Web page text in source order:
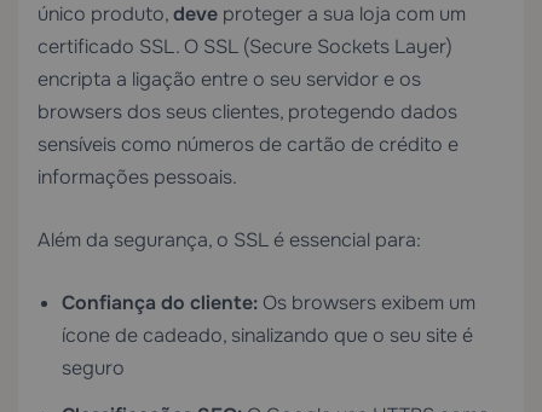
único produto,deve proteger a sua loja com um
certificado SSL. O SSL (Secure Sockets Layer)
encripta a ligação entre o seu servidor e os
browsers dos seus clientes, protegendo dados
sensíveis como números de cartão de crédito e
informações pessoais.
Além da segurança, o SSL é essencial para:
Confiança do cliente: Os browsers exibem um
ícone de cadeado, sinalizando que o seu site é
seguro